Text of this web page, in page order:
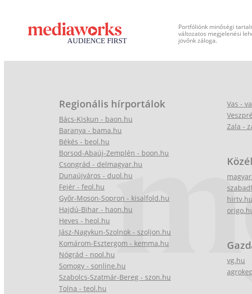
Portfóliónk minőségi
változatos megjelenési
jövőnk záloga.
Regionális hírportálok
Bács-Kiskun - baon.hu
Baranya - bama.hu
Békés - beol.hu
Borsod-Abaúj-Zemplén - boon.hu
Csongrád - delmagyar.hu
Dunaújváros - duol.hu
Fejér - feol.hu
Győr-Moson-Sopron - kisalfold.hu
Hajdú-Bihar - haon.hu
Heves - heol.hu
Jász-Nagykun-Szolnok - szoljon.hu
Komárom-Esztergom - kemma.hu
Nógrád - nool.hu
Somogy - sonline.hu
Szabolcs-Szatmár-Bereg - szon.hu
Tolna - teol.hu
Vas -
Zala -
hirtv.hu
vg.hu